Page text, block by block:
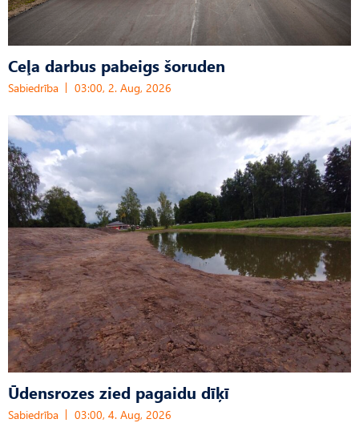
Ceļa darbus pabeigs šoruden
Sabiedrība 03:00, 2. Aug, 2026
Ūdensrozes zied pagaidu dīķī
Sabiedrība 03:00, 4. Aug, 2026